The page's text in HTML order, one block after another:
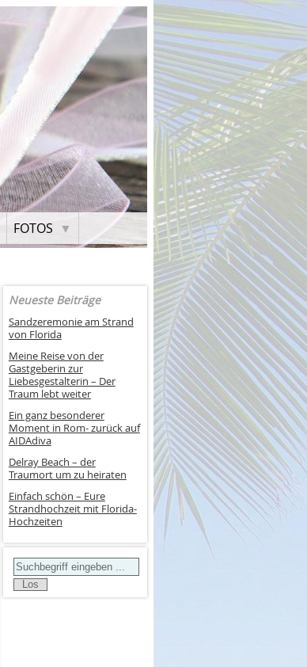
FOTOS
Neueste Beiträge
Sandzeremonie am Strand
von Florida
Meine Reise von der
Gastgeberin zur
Liebesgestalterin – Der
Traum lebt weiter
Ein ganz besonderer
Moment in Rom- zurück auf
AIDAdiva
Delray Beach – der
Traumort um zu heiraten
Einfach schön – Eure
Strandhochzeit mit Florida-
Hochzeiten
Search